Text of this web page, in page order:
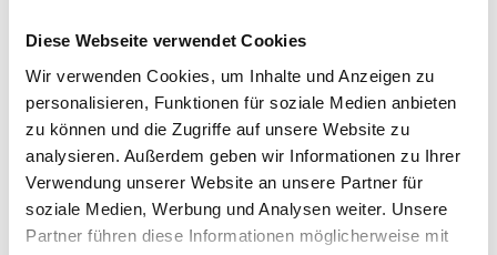
Diese Webseite verwendet Cookies
Wir verwenden Cookies, um Inhalte und Anzeigen zu
personalisieren, Funktionen für soziale Medien anbieten
zu können und die Zugriffe auf unsere Website zu
analysieren. Außerdem geben wir Informationen zu Ihrer
Verwendung unserer Website an unsere Partner für
soziale Medien, Werbung und Analysen weiter. Unsere
Partner führen diese Informationen möglicherweise mit
Papst Pius X. ordnete daraufhin die Kirchenmusik zu
Beginn des 20. Jh. neu: Zugelassen war fortan einerseits
der Gregorianische Choral und vokale Chormusik, aber
andererseits auch moderne Musik, sofern ihr Stil nicht
weltlichen Ursprungs war und die liturgischen Normen
berücksichtigte.
Infolge der Neuordnung der Liturgie durch das II.
Vatikanische Konzil in den 1960er Jahren erfuhr die
Kirchenmusik dann eine weitere Öffnung: „Die Kirche